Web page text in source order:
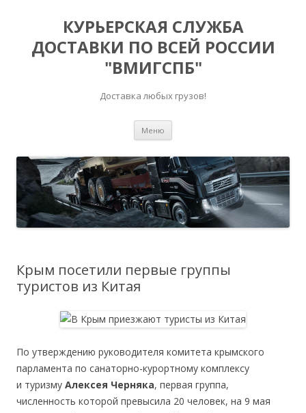
КУРЬЕРСКАЯ СЛУЖБА
ДОСТАВКИ ПО ВСЕЙ РОССИИ
"ВМИГСПБ"
Доставка любых грузов!
Меню
Крым посетили первые группы
туристов из Китая
По утверждению руководителя комитета крымского
парламента по санаторно-курортному комплексу
и туризму Алексея Черняка, первая группа,
численность которой превысила 20 человек, на 9 мая